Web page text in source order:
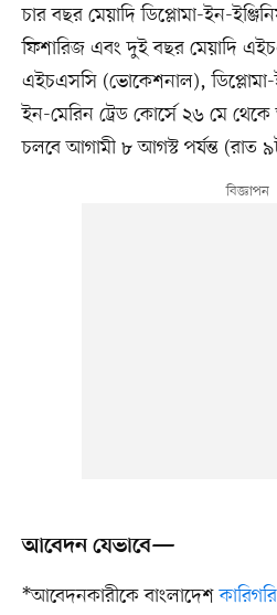
চার বছর মেয়াদি ডিপ্লোমা-ইন-
ফিশারিজ এবং দুই বছর মেয়াদি
এইচএসসি (ভোকেশনাল), ডিপ্লোমা-
ইন-মেরিন ট্রেড কোর্সে ২৬ মে
চলবে আগামী ৮ আগস্ট পর্যন্ত (রাত
আবেদন যেভাবে—
*আবেদনকারীকে বাংলাদেশ